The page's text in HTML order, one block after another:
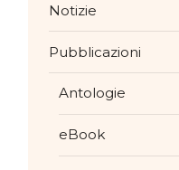
Notizie
Pubblicazioni
Antologie
eBook